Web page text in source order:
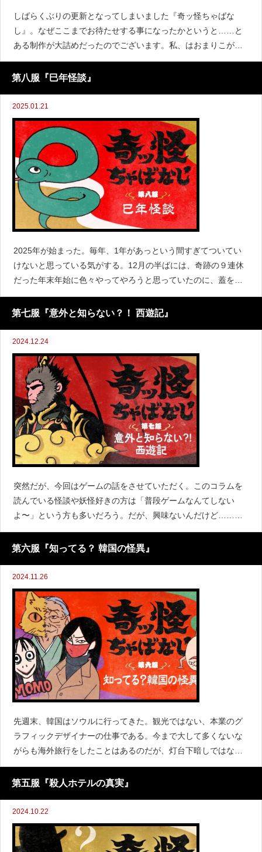
しばらくぶりの更新となってしまいました『奇ッ怪ちゃばな
し』。なぜここまでお待たせする事になったかというと……と
ある制作が大詰めだったのでございます。私、はおまりこが、
かわかみなおこと共に作るZINE『怪異とあそぶマガジン Beːin
G』の第弐号が遂に完成いたしました！第壱号は「妖怪とあそ
第八服『巳年怪談』
2025.01.21
2025年が始まった。毎年、1年があっという間すぎてついてい
けないと思っている気がする。12月の半ばには、奇跡の９連休
だった年末年始に色々やってやろうと思っていたのに、蓋を開
けてみれば一瞬で過ぎ去ってしまった。おそろしい——こうし
て一生は瞬く間に過ぎていくのだ。となれば、やりたいことは
第七服『意外と知らない？！ 西遊記』
2024.12.24
突然だが、今回はゲームの話をさせていただく。このコラムを
読んでいる怪談や妖怪好きの方は「普段ゲームなんてしない
よ〜」という方も多いだろう。だが、興味ないんだけど……と
いうその口を塞いででも、今回ばかりは聞いていただかねばな
らないっ！これほどまでに私を熱くするゲームが今年、石卵よ
第六服『知ってる？ 韓国の怪異』
2024.11.26
先週末、韓国はソウルに行ってきた。観光ではない、本業のグ
ラフィックデザイナーの仕事である。今まで大して多くないな
がらも海外旅行をしたことはあるのだが、灯台下暗しではない
けれど、お隣韓国に行くのは初めて。日本語も通じる店は多い
し、場所によっては案内板にまで日本語も書いてあり、街の風
第五服『殺人ホテルの真実』
2024.10.22